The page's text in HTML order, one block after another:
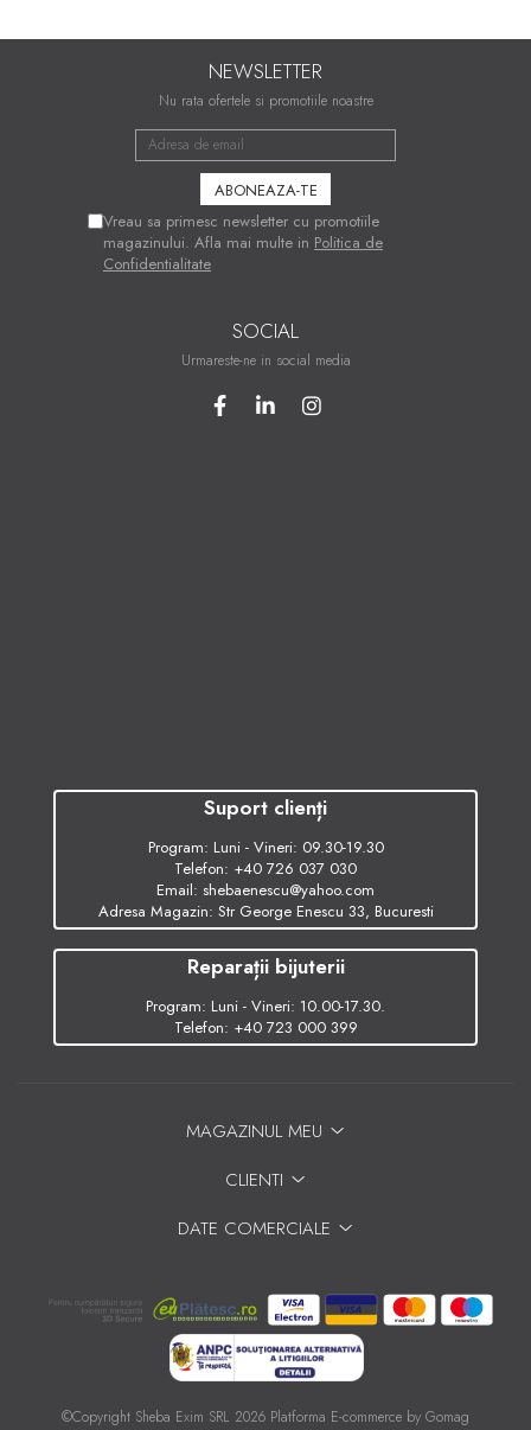
NEWSLETTER
Nu rata ofertele si promotiile noastre
Vreau sa primesc newsletter cu promotiile
magazinului. Afla mai multe in Politica de
Confidentialitate
SOCIAL
Urmareste-ne in social media
Suport clienți
Program: Luni - Vineri: 09.30-19.30
Telefon: +40 726 037 030
Email: shebaenescu@yahoo.com
Adresa Magazin: Str George Enescu 33, Bucuresti
Reparații bijuterii
Program: Luni - Vineri: 10.00-17.30.
Telefon: +40 723 000 399
MAGAZINUL MEU
CLIENTI
DATE COMERCIALE
©Copyright Sheba Exim SRL 2026 Platforma E-commerce by Gomag